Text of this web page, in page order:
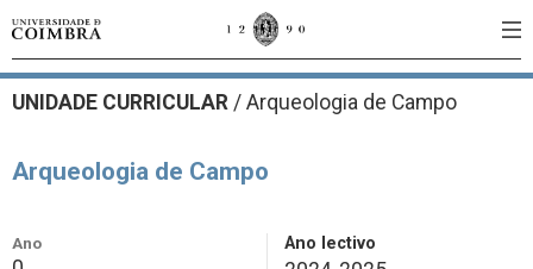
UNIDADE CURRICULAR / Arqueologia de Campo
Arqueologia de Campo
Ano Ano lectivo